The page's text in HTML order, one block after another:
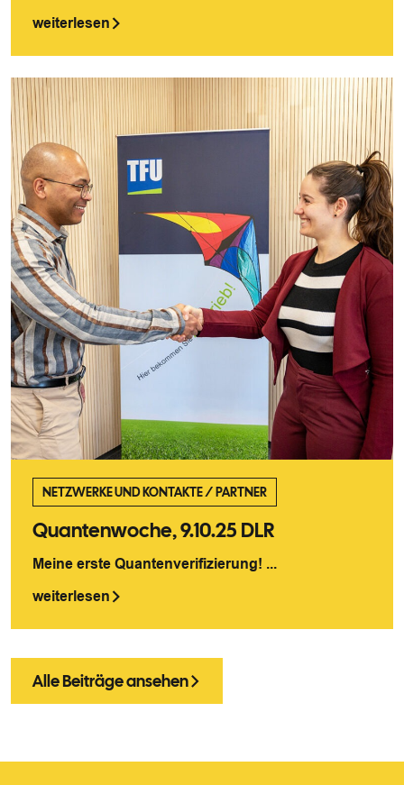
weiterlesen
NETZWERKE UND KONTAKTE/PARTNER
Quantenwoche, 9.10.25 DLR
Meine erste Quantenverifizierung! ...
weiterlesen
Alle Beiträge ansehen